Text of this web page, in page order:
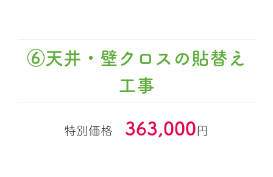
⑥天井・壁クロスの貼替え
工事
特別価格 363,000円